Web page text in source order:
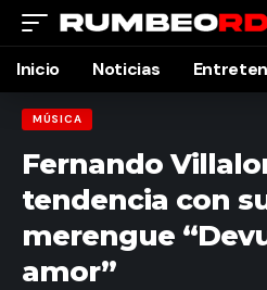
Inicio Noticias
MÚSICA
Fernando
tendencia con
merengue
amor”